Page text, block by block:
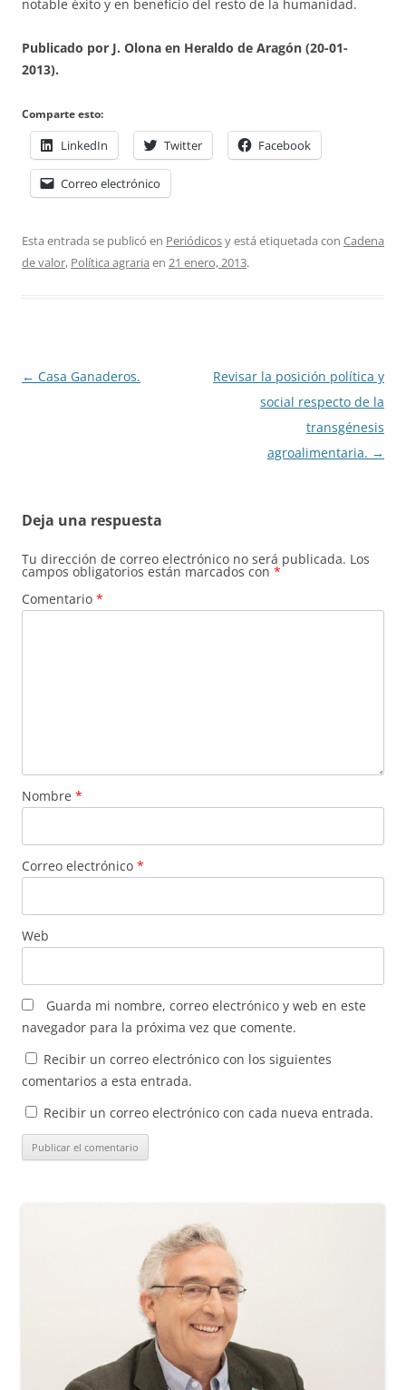
notable éxito y en beneficio del resto de la humanidad.
Publicado por J. Olona en Heraldo de Aragón (20-01-
2013).
Comparte esto:
LinkedIn Twitter Facebook
Correo electrónico
Esta entrada se publicó en Periódicosy está etiquetada con Cadena
de valor, Política agraria en 21 enero, 2013.
Navegación
← Casa Ganaderos.
Revisar la posición política y
social respecto de la
transgénesis
agroalimentaria. →
Deja una respuesta
Tu dirección de correo electrónico no será publicada. Los
campos obligatorios están marcados con *
Comentario *
Nombre *
Correo electrónico *
Web
Guarda mi nombre, correo electrónico y web en este
navegador para la próxima vez que comente.
Recibir un correo electrónico con los siguientes
comentarios a esta entrada.
Recibir un correo electrónico con cada nueva entrada.